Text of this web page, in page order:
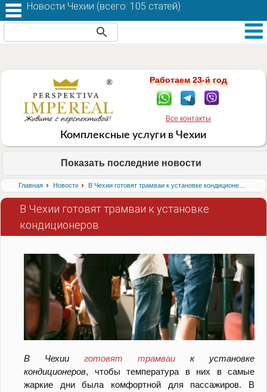
Работаем 23-й год
Все контакты
Комплексные услуги в Чехии
Показать последние новости
Главная › Новости ›
В Чехии готовят трамваи к установке
кондиционеров
В Чехии готовят трамваи к установке
кондиционеров, чтобы температура в них в самые
жаркие дни была комфортной для пассажиров. В
Новости Чехии (всего: 105 статей)